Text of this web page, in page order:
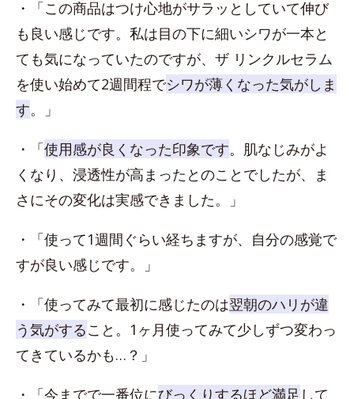
・「この商品はつけ心地がサラッとしていて伸び
も良い感じです。私は目の下に細いシワが一本と
ても気になっていたのですが、ザ リンクルセラム
を使い始めて2週間程でシワが薄くなった気がしま
す。」
・「使用感が良くなった印象です。肌なじみがよ
くなり、浸透性が高まったとのことでしたが、ま
さにその変化は実感できました。」
・「使って1週間ぐらい経ちますが、自分の感覚で
すが良い感じです。」
・「使ってみて最初に感じたのは翌朝のハリが違
う気がすること。1ヶ月使ってみて少しずつ変わっ
てきているかも…？」
・「今までで一番位にびっくりするほど満足 して